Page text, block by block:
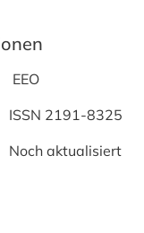
EEO
ISSN 2191-8325
Noch aktualisiert